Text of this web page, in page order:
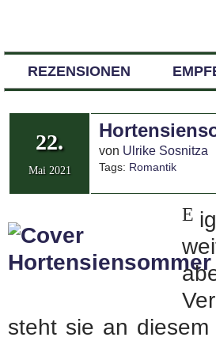
REZENSIONEN
22.
Mai 2021
von Ulrike Sosnitza
Tags: Romantik
E
steht sie an